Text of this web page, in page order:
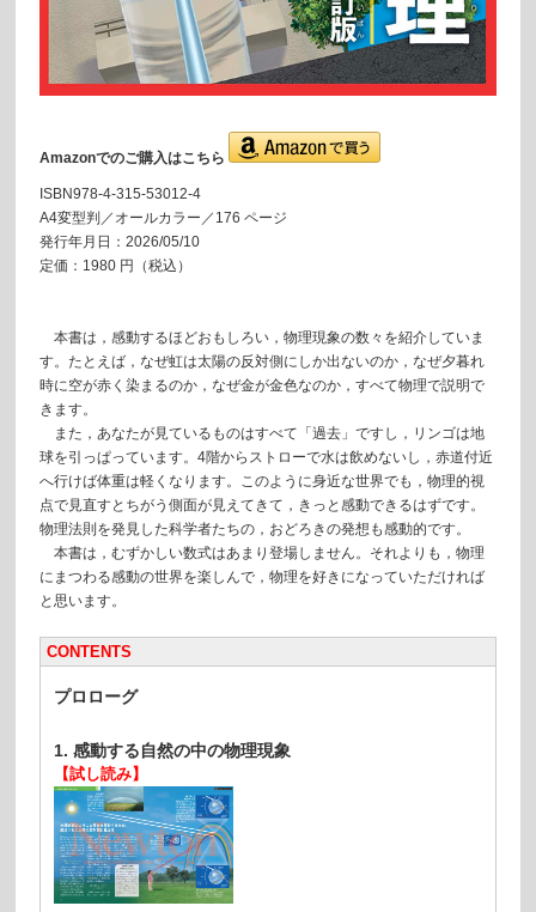
Amazonでのご購入はこちら
ISBN978-4-315-53012-4
A4変型判／オールカラー／176 ページ
発行年月日：2026/05/10
定価：1980 円（税込）
本書は，感動するほどおもしろい，物理現象の数々を紹介していま
す。たとえば，なぜ虹は太陽の反対側にしか出ないのか，なぜ夕暮れ
時に空が赤く染まるのか，なぜ金が金色なのか，すべて物理で説明で
きます。
また，あなたが見ているものはすべて「過去」ですし，リンゴは地
球を引っぱっています。4階からストローで水は飲めないし，赤道付近
へ行けば体重は軽くなります。このように身近な世界でも，物理的視
点で見直すとちがう側面が見えてきて，きっと感動できるはずです。
物理法則を発見した科学者たちの，おどろきの発想も感動的です。
本書は，むずかしい数式はあまり登場しません。それよりも，物理
にまつわる感動の世界を楽しんで，物理を好きになっていただければ
と思います。
CONTENTS
プロローグ
1. 感動する自然の中の物理現象
【試し読み】